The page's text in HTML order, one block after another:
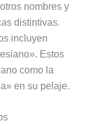
nombres y
distintivas.
incluyen
Estos
como la
en su pelaje.